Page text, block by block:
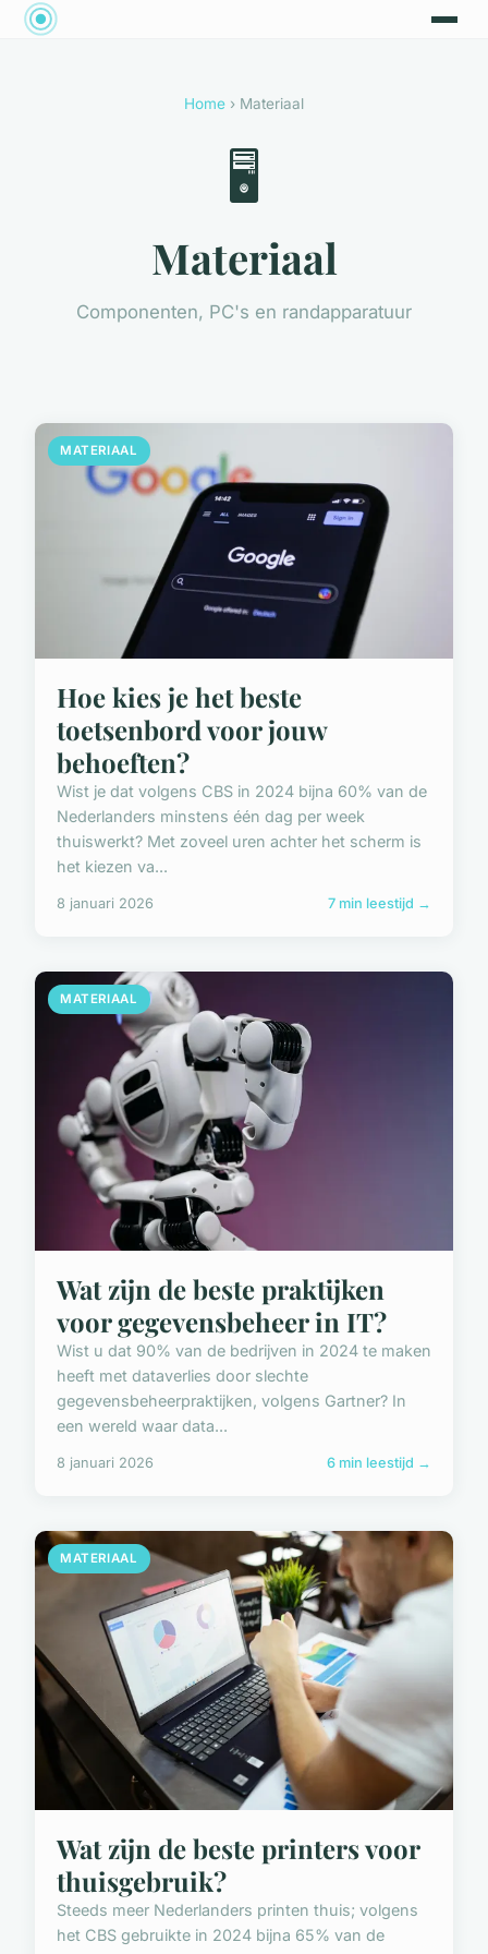
Home › Materiaal
🖥️
Materiaal
Componenten, PC's en randapparatuur
MATERIAAL
Hoe kies je het beste
toetsenbord voor jouw
behoeften?
Wist je dat volgens CBS in 2024 bijna 60% van de
Nederlanders minstens één dag per week
thuiswerkt? Met zoveel uren achter het scherm is
het kiezen va...
8 januari 2026 7 min leestijd →
MATERIAAL
Wat zijn de beste praktijken
voor gegevensbeheer in IT?
Wist u dat 90% van de bedrijven in 2024 te maken
heeft met dataverlies door slechte
gegevensbeheerpraktijken, volgens Gartner? In
een wereld waar data...
8 januari 2026 6 min leestijd →
MATERIAAL
Wat zijn de beste printers voor
thuisgebruik?
Steeds meer Nederlanders printen thuis; volgens
het CBS gebruikte in 2024 bijna 65% van de